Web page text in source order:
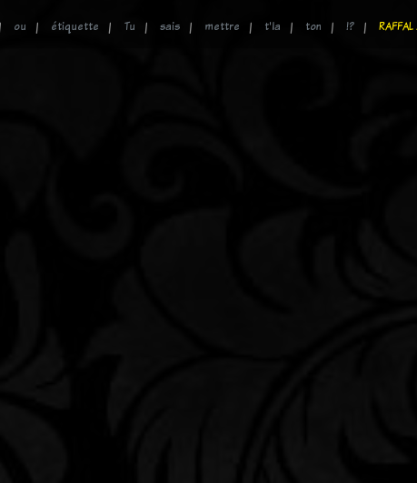
ou étiquette Tu sais mettre t'la ton !? RAFFAL